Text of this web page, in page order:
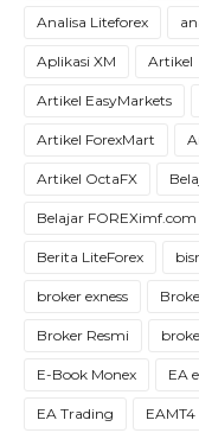
Analisa Liteforex
Aplikasi XM Artikel
Artikel EasyMarkets
Artikel ForexMart
Artikel OctaFX
Belajar FOREXimf.com
Berita LiteForex
broker exness
Broker Resmi
E-Book Monex EA
EA Trading EAMT4